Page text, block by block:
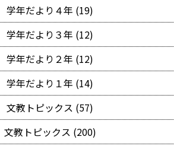
学年だより４年 (19)
学年だより３年 (12)
学年だより２年 (12)
学年だより１年 (14)
文教トピックス (57)
文教トピックス (200)